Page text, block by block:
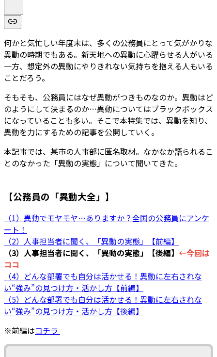
何かと気忙しい年度末は、多くの公務員にとって気がかりな
異動の時期でもある。新天地への異動に心躍らせる人がいる
一方、想定外の異動にやりきれない気持ちを抱える人もいる
ことだろう。
そもそも、公務員にはなぜ異動がつきものなのか。異動はど
のようにして決まるのか…異動についてはブラックボックス
になっていることも多い。そこで本特集では、異動を知り、
異動を力にするための記事を公開していく。
本記事では、某市の人事部に匿名取材。なかなか語られるこ
とのなかった「異動の実態」について聞いてきた。
【公務員の「異動大全」】
（1）異動でモヤモヤ…ありますか？全国の公務員にアンケ
ート！
（2）人事担当者に聞く、「異動の実態」【前編】
（3）人事担当者に聞く、「異動の実態」【後編】 ←今回は
ココ
（4）どんな部署でも自分は活かせる！異動に左右されな
い“強み”の見つけ方・活かし方【前編】
（5）どんな部署でも自分は活かせる！異動に左右されな
い“強み”の見つけ方・活かし方【後編】
※前編はコチラ